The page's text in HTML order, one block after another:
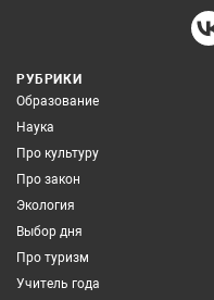
РУБРИКИ
Образование
Наука
Про культуру
Про закон
Экология
Выбор дня
Про туризм
Учитель года